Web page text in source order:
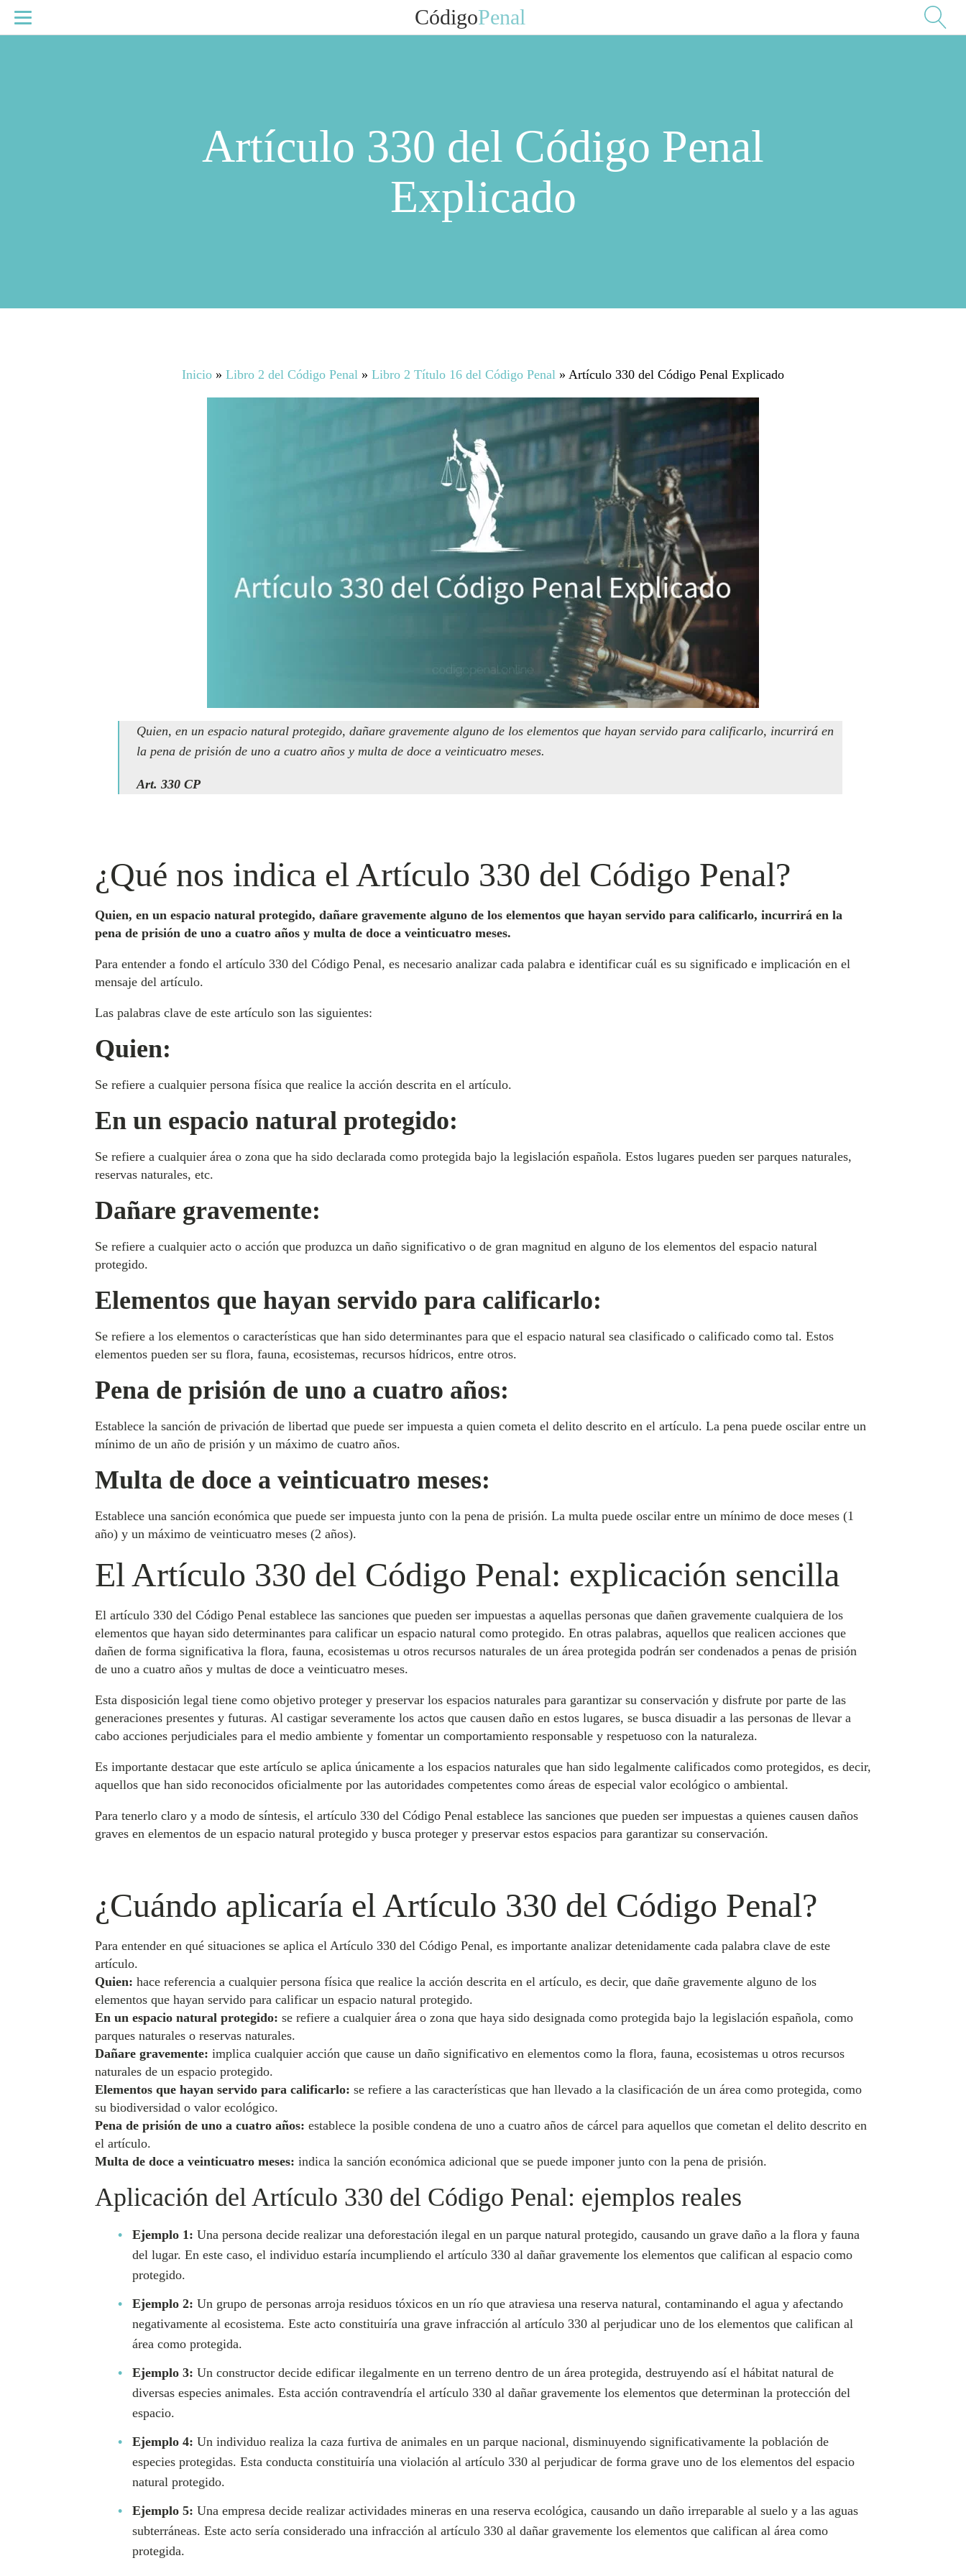
CódigoPenal
Artículo 330 del Código Penal
Explicado
Inicio » Libro 2 del Código Penal » Libro 2 Título 16 del Código Penal » Artículo 330 del Código Penal Explicado
Quien, en un espacio natural protegido, dañare gravemente alguno de los elementos que hayan servido para calificarlo, incurrirá en
la pena de prisión de uno a cuatro años y multa de doce a veinticuatro meses.
Art. 330 CP
¿Qué nos indica el Artículo 330 del Código Penal?
Quien, en un espacio natural protegido, dañare gravemente alguno de los elementos que hayan servido para calificarlo, incurrirá en la
pena de prisión de uno a cuatro años y multa de doce a veinticuatro meses.
Para entender a fondo el artículo 330 del Código Penal, es necesario analizar cada palabra e identificar cuál es su significado e implicación en el
mensaje del artículo.
Las palabras clave de este artículo son las siguientes:
Quien:
Se refiere a cualquier persona física que realice la acción descrita en el artículo.
En un espacio natural protegido:
Se refiere a cualquier área o zona que ha sido declarada como protegida bajo la legislación española. Estos lugares pueden ser parques naturales,
reservas naturales, etc.
Dañare gravemente:
Se refiere a cualquier acto o acción que produzca un daño significativo o de gran magnitud en alguno de los elementos del espacio natural
protegido.
Elementos que hayan servido para calificarlo:
Se refiere a los elementos o características que han sido determinantes para que el espacio natural sea clasificado o calificado como tal. Estos
elementos pueden ser su flora, fauna, ecosistemas, recursos hídricos, entre otros.
Pena de prisión de uno a cuatro años:
Establece la sanción de privación de libertad que puede ser impuesta a quien cometa el delito descrito en el artículo. La pena puede oscilar entre un
mínimo de un año de prisión y un máximo de cuatro años.
Multa de doce a veinticuatro meses:
Establece una sanción económica que puede ser impuesta junto con la pena de prisión. La multa puede oscilar entre un mínimo de doce meses (1
año) y un máximo de veinticuatro meses (2 años).
El Artículo 330 del Código Penal: explicación sencilla
El artículo 330 del Código Penal establece las sanciones que pueden ser impuestas a aquellas personas que dañen gravemente cualquiera de los
elementos que hayan sido determinantes para calificar un espacio natural como protegido. En otras palabras, aquellos que realicen acciones que
dañen de forma significativa la flora, fauna, ecosistemas u otros recursos naturales de un área protegida podrán ser condenados a penas de prisión
de uno a cuatro años y multas de doce a veinticuatro meses.
Esta disposición legal tiene como objetivo proteger y preservar los espacios naturales para garantizar su conservación y disfrute por parte de las
generaciones presentes y futuras. Al castigar severamente los actos que causen daño en estos lugares, se busca disuadir a las personas de llevar a
cabo acciones perjudiciales para el medio ambiente y fomentar un comportamiento responsable y respetuoso con la naturaleza.
Es importante destacar que este artículo se aplica únicamente a los espacios naturales que han sido legalmente calificados como protegidos, es decir,
aquellos que han sido reconocidos oficialmente por las autoridades competentes como áreas de especial valor ecológico o ambiental.
Para tenerlo claro y a modo de síntesis, el artículo 330 del Código Penal establece las sanciones que pueden ser impuestas a quienes causen daños
graves en elementos de un espacio natural protegido y busca proteger y preservar estos espacios para garantizar su conservación.
¿Cuándo aplicaría el Artículo 330 del Código Penal?
Para entender en qué situaciones se aplica el Artículo 330 del Código Penal, es importante analizar detenidamente cada palabra clave de este
artículo.
Quien: hace referencia a cualquier persona física que realice la acción descrita en el artículo, es decir, que dañe gravemente alguno de los
elementos que hayan servido para calificar un espacio natural protegido.
En un espacio natural protegido: se refiere a cualquier área o zona que haya sido designada como protegida bajo la legislación española, como
parques naturales o reservas naturales.
Dañare gravemente: implica cualquier acción que cause un daño significativo en elementos como la flora, fauna, ecosistemas u otros recursos
naturales de un espacio protegido.
Elementos que hayan servido para calificarlo: se refiere a las características que han llevado a la clasificación de un área como protegida, como
su biodiversidad o valor ecológico.
Pena de prisión de uno a cuatro años: establece la posible condena de uno a cuatro años de cárcel para aquellos que cometan el delito descrito en
el artículo.
Multa de doce a veinticuatro meses: indica la sanción económica adicional que se puede imponer junto con la pena de prisión.
Aplicación del Artículo 330 del Código Penal: ejemplos reales
Ejemplo 1: Una persona decide realizar una deforestación ilegal en un parque natural protegido, causando un grave daño a la flora y fauna
del lugar. En este caso, el individuo estaría incumpliendo el artículo 330 al dañar gravemente los elementos que califican al espacio como
protegido.
Ejemplo 2: Un grupo de personas arroja residuos tóxicos en un río que atraviesa una reserva natural, contaminando el agua y afectando
negativamente al ecosistema. Este acto constituiría una grave infracción al artículo 330 al perjudicar uno de los elementos que califican al
área como protegida.
Ejemplo 3: Un constructor decide edificar ilegalmente en un terreno dentro de un área protegida, destruyendo así el hábitat natural de
diversas especies animales. Esta acción contravendría el artículo 330 al dañar gravemente los elementos que determinan la protección del
espacio.
Ejemplo 4: Un individuo realiza la caza furtiva de animales en un parque nacional, disminuyendo significativamente la población de
especies protegidas. Esta conducta constituiría una violación al artículo 330 al perjudicar de forma grave uno de los elementos del espacio
natural protegido.
Ejemplo 5: Una empresa decide realizar actividades mineras en una reserva ecológica, causando un daño irreparable al suelo y a las aguas
subterráneas. Este acto sería considerado una infracción al artículo 330 al dañar gravemente los elementos que califican al área como
protegida.